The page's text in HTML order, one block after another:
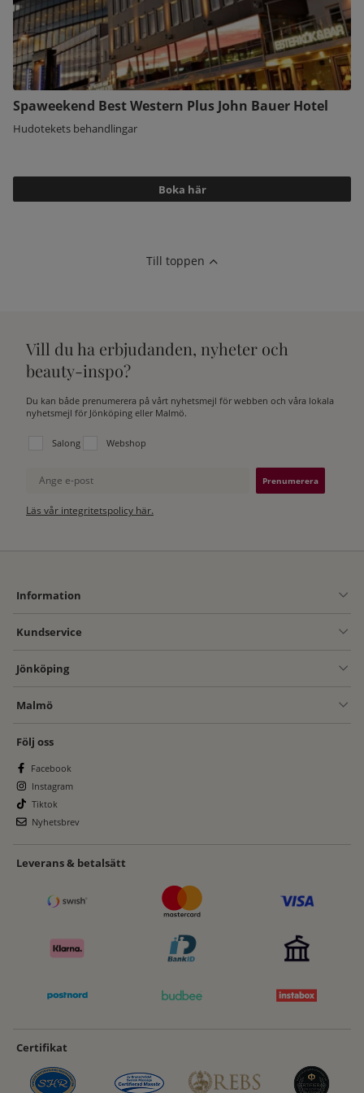
Spaweekend Best Western Plus John Bauer Hotel
Hudotekets behandlingar
Boka här
Till toppen
Vill du ha erbjudanden, nyheter och
beauty-inspo?
Du kan både prenumerera på vårt nyhetsmejl för webben och våra lokala
nyhetsmejl för Jönköping eller Malmö.
Välj vilken lista du vill prenumerera på:
Salong Webshop
Ange e-post
Läs vår integritetspolicy här.
Information
Kundservice
Jönköping
Malmö
Följ oss
Facebook
Instagram
Tiktok
Nyhetsbrev
Leverans & betalsätt
Certifikat